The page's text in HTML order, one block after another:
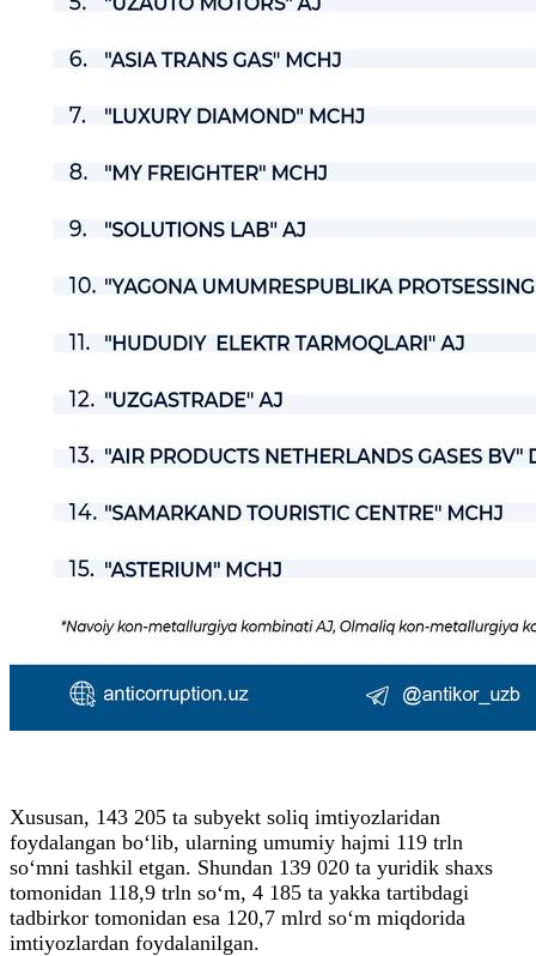
Xususan, 143 205 ta subyekt soliq imtiyozlaridan
foydalangan bo‘lib, ularning umumiy hajmi 119 trln
so‘mni tashkil etgan. Shundan 139 020 ta yuridik shaxs
tomonidan 118,9 trln so‘m, 4 185 ta yakka tartibdagi
tadbirkor tomonidan esa 120,7 mlrd so‘m miqdorida
imtiyozlardan foydalanilgan.